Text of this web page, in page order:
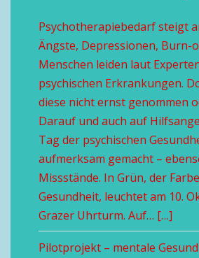
Psychotherapiebedarf steigt
Ängste, Depressionen, Burn-
Menschen leiden laut
psychischen Erkrankungen.
diese nicht ernst genommen
Darauf und auch auf
Tag der psychischen
aufmerksam gemacht –
Missstände. In Grün, der
Gesundheit, leuchtet am 10.
Grazer Uhrturm. Auf… […]
Pilotprojekt – mentale